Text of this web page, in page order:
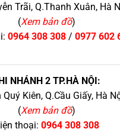
Trãi, Q.Thanh Xuân, Hà
(Xem bản đồ)
0964 308 308/ 0977 602
NHÁNH 2 TP.HÀ NỘI:
Quý Kiên, Q.Cầu Giấy, Hà
(Xem bản đồ)
thoại: 0964 308 308